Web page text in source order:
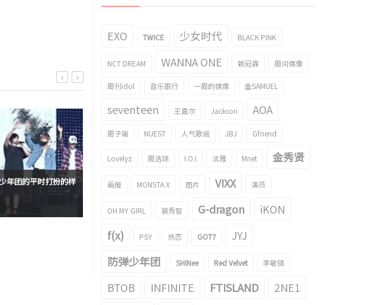
年团的平时打扮的样
朴智旻摔倒了？防弹少年团在台湾机场
很偶然啊！在地铁里被目击的防弹少年
2016/03/30
EXO TWICE 少女时代 BLACK PINK
NCT DREAM WANNA ONE 赖冠霖 周间偶像
周刊idol 音乐银行 一周的偶像 金SAMUEL
seventeen 王嘉尔 Jackson AOA
周子瑜 NUEST 人气歌谣 JBJ Gfriend
Lovelyz 周洁琼 I.O.I 泫雅 Mnet 金秀贤
画报 MONSTA X 图片 VIXX 演员
OH MY GIRL 裴秀智 G-dragon
iKON
f(x)
PSY 热恋 GOT7
JYJ
防弹少年团
SHINee Red Velvet 李敏镐
BTOB INFINITE FTISLAND
2NE1